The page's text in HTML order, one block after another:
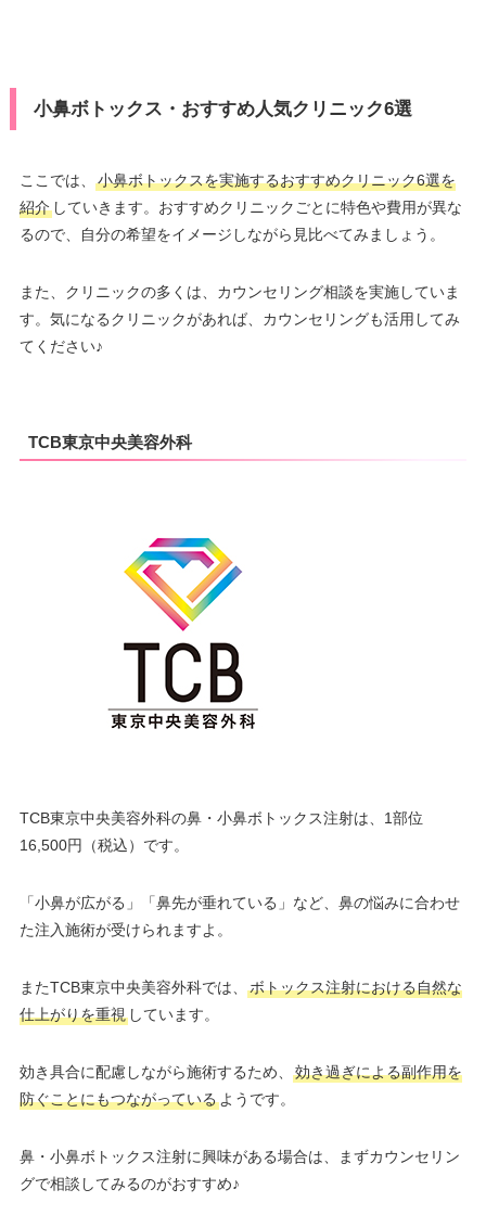
小鼻ボトックス・おすすめ人気クリニック6選
ここでは、
小鼻ボトックスを実施するおすすめクリニック6選を
紹介していきます。おすすめクリニックごとに特色や費用が異な
るので、自分の希望をイメージしながら見比べてみましょう。
また、クリニックの多くは、カウンセリング相談を実施していま
す。気になるクリニックがあれば、カウンセリングも活用してみ
てください♪
TCB東京中央美容外科
TCB東京中央美容外科の鼻・小鼻ボトックス注射は、1部位
16,500円（税込）です。
「小鼻が広がる」「鼻先が垂れている」など、鼻の悩みに合わせ
た注入施術が受けられますよ。
またTCB東京中央美容外科では、
ボトックス注射における自然な
仕上がりを重視しています。
効き具合に配慮しながら施術するため、
効き過ぎによる副作用を
防ぐことにもつながっているようです。
鼻・小鼻ボトックス注射に興味がある場合は、まずカウンセリン
グで相談してみるのがおすすめ♪